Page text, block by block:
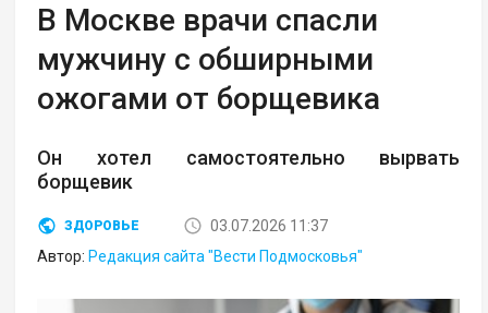
В Москве врачи спасли
мужчину с обширными
ожогами от борщевика
Он хотел самостоятельно вырвать
борщевик
ЗДОРОВЬЕ
03.07.2026 11:37
Автор: Редакция сайта "Вести Подмосковья"